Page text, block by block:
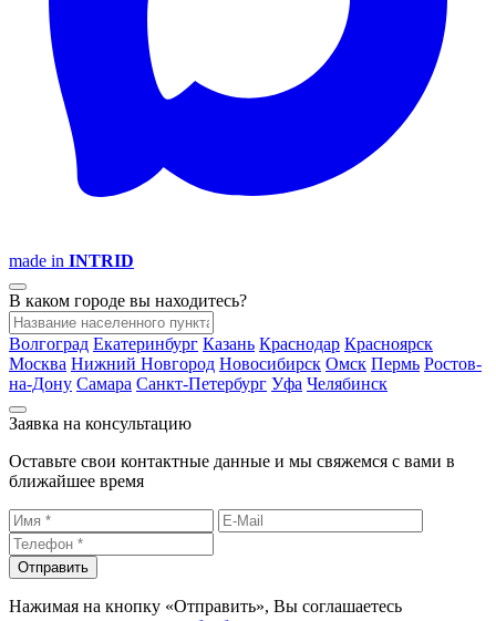
made in INTRID
В каком городе вы находитесь?
Волгоград Екатеринбург Казань Краснодар Красноярск
Москва Нижний Новгород Новосибирск Омск Пермь Ростов-
на-Дону Самара Санкт-Петербург Уфа Челябинск
Заявка на консультацию
Оставьте свои контактные данные и мы свяжемся с вами в
ближайшее время
Отправить
Нажимая на кнопку «Отправить», Вы соглашаетесь